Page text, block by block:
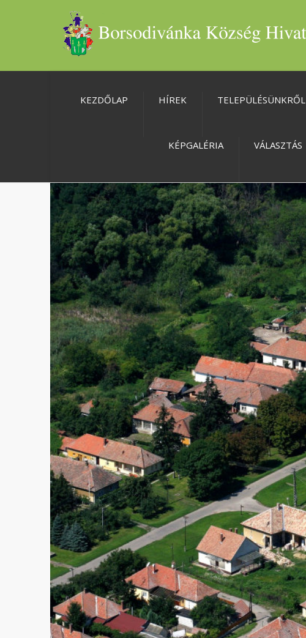
KEZDŐLAP HÍREK TELEPÜLÉSÜNKRŐL
KÉPGALÉRIA VÁLASZTÁS